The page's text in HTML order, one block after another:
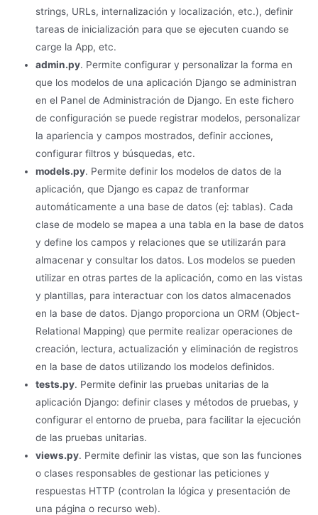
strings, URLs, internalización y localización, etc.), definir
tareas de inicialización para que se ejecuten cuando se
carge la App, etc.
admin.py. Permite configurar y personalizar la forma en
que los modelos de una aplicación Django se administran
en el Panel de Administración de Django. En este fichero
de configuración se puede registrar modelos, personalizar
la apariencia y campos mostrados, definir acciones,
configurar filtros y búsquedas, etc.
models.py. Permite definir los modelos de datos de la
aplicación, que Django es capaz de tranformar
automáticamente a una base de datos (ej: tablas). Cada
clase de modelo se mapea a una tabla en la base de datos
y define los campos y relaciones que se utilizarán para
almacenar y consultar los datos. Los modelos se pueden
utilizar en otras partes de la aplicación, como en las vistas
y plantillas, para interactuar con los datos almacenados
en la base de datos. Django proporciona un ORM (Object-
Relational Mapping) que permite realizar operaciones de
creación, lectura, actualización y eliminación de registros
en la base de datos utilizando los modelos definidos.
tests.py. Permite definir las pruebas unitarias de la
aplicación Django: definir clases y métodos de pruebas, y
configurar el entorno de prueba, para facilitar la ejecución
de las pruebas unitarias.
views.py. Permite definir las vistas, que son las funciones
o clases responsables de gestionar las peticiones y
respuestas HTTP (controlan la lógica y presentación de
una página o recurso web).